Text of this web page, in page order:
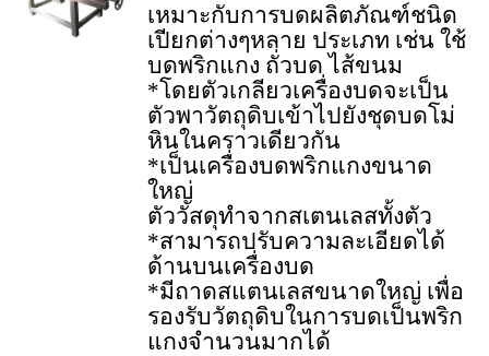
เหมาะกับการบดผลิตภัณฑ์ชนิด
เปียกต่างๆหลาย ประเภท เช่น ใช้
บดพริกแกง ถั่วบด ไส้ขนม
*โดยตัวเกลียวเครื่องบดจะเป็น
ตัวพาวัตถุดิบเข้าไปยังชุดบดโม่
หินในคราวเดียวกัน
*เป็นเครื่องบดพริกแกงขนาด
ใหญ่
ตัววัสดุทำจากสเตนเลสทั้งตัว
*สามารถปรับความละเอียดได้
ด้านบนเครื่องบด
*มีถาดสแตนเลสขนาดใหญ่ เพื่อ
รองรับวัตถุดิบในการบดเป็นพริก
แกงจำนวนมากได้